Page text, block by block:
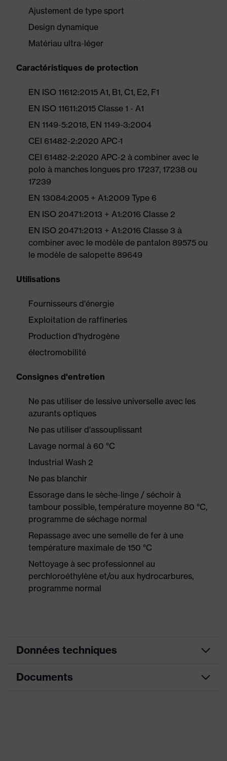
Ajustement de type sport
Design dynamique
Matériau ultra-léger
Caractéristiques de protection
EN ISO 11612:2015 A1, B1, C1, E2, F1
EN ISO 11611:2015 Classe 1 - A1
EN 1149-5:2018, EN 1149-3:2004
CEI 61482-2:2020 APC-1
CEI 61482-2:2020 APC-2 à combiner avec le
polo à manches longues pro 17237, 17238 ou
17239
EN 13084:2005 + A1:2009 Type 6
EN ISO 20471:2013 + A1:2016 Classe 2
EN ISO 20471:2013 + A1:2016 Classe 3 à
combiner avec le modèle de pantalon 89575 ou
le modèle de salopette 89649
Utilisations
Fournisseurs d'énergie
Exploitation de raffineries
Production d'hydrogène
électromobilité
Consignes d'entretien
Ne pas utiliser de lessive universelle avec les
azurants optiques
Ne pas utiliser d'assouplissant
Lavage normal à 60 °C
Industrial Wash 2
Ne pas blanchir
Essorage dans le sèche-linge / séchoir à
tambour possible, température moyenne 80 °C,
programme de séchage normal
Repassage avec une semelle de fer à une
température maximale de 150 °C
Nettoyage à sec professionnel au
perchloroéthylène et/ou aux hydrocarbures,
programme normal
Données techniques
Couleur
Documents